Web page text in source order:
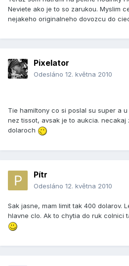
Neviete ako je to so zarukou. Myslim
nejakeho originalneho dovozcu do
Pixelator
Odesláno 12. května 2010
Tie hamiltony co si poslal su super a
nez tissot, avsak je to aukcia.
dolaroch
Pítr
Odesláno 12. května 2010
Sak jasne, mam limit tak 400 dolarov.
hlavne clo. Ak to chytia do ruk colnici